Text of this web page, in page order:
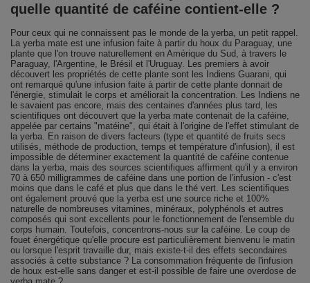
quelle quantité de caféine contient-elle ?
Pour ceux qui ne connaissent pas le monde de la yerba, un petit rappel.
La yerba mate est une infusion faite à partir du houx du Paraguay, une
plante que l'on trouve naturellement en Amérique du Sud, à travers le
Paraguay, l'Argentine, le Brésil et l'Uruguay. Les premiers à avoir
découvert les propriétés de cette plante sont les Indiens Guarani, qui
ont remarqué qu'une infusion faite à partir de cette plante donnait de
l'énergie, stimulait le corps et améliorait la concentration. Les Indiens ne
le savaient pas encore, mais des centaines d'années plus tard, les
scientifiques ont découvert que la yerba mate contenait de la caféine,
appelée par certains "matéine", qui était à l'origine de l'effet stimulant de
la yerba. En raison de divers facteurs (type et quantité de fruits secs
utilisés, méthode de production, temps et température d'infusion), il est
impossible de déterminer exactement la quantité de caféine contenue
dans la yerba, mais des sources scientifiques affirment qu'il y a environ
70 à 650 milligrammes de caféine dans une portion de l'infusion - c'est
moins que dans le café et plus que dans le thé vert. Les scientifiques
ont également prouvé que la yerba est une source riche et 100%
naturelle de nombreuses vitamines, minéraux, polyphénols et autres
composés qui sont excellents pour le fonctionnement de l'ensemble du
corps humain. Toutefois, concentrons-nous sur la caféine. Le coup de
fouet énergétique qu'elle procure est particulièrement bienvenu le matin
ou lorsque l'esprit travaille dur, mais existe-t-il des effets secondaires
associés à cette substance ? La consommation fréquente de l'infusion
de houx est-elle sans danger et est-il possible de faire une overdose de